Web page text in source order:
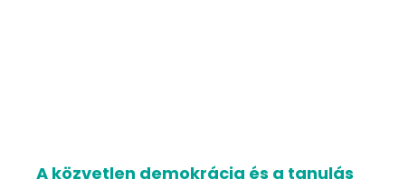
A közvetlen demokrácia és a tanulás